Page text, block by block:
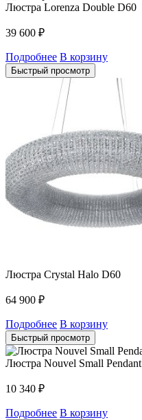
Люстра Lorenza Double D60
39 600 ₽
Подробнее В корзину
Быстрый просмотр
Люстра Crystal Halo D60
64 900 ₽
Подробнее В корзину
Быстрый просмотр
Люстра Nouvel Small Pendant
10 340 ₽
Подробнее В корзину